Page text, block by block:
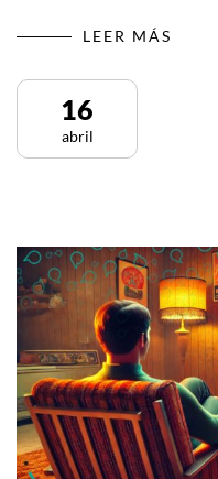
LEER MÁS
16
abril